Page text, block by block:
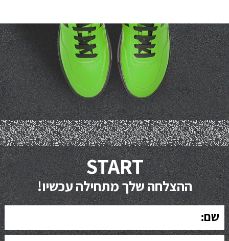
START
ההצלחה שלך מתחילה עכשיו!